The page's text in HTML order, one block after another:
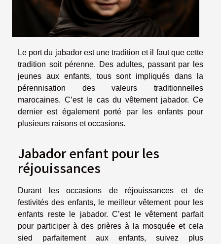
Le port du jabador est une tradition et il faut que cette
tradition soit pérenne. Des adultes, passant par les
jeunes aux enfants, tous sont impliqués dans la
pérennisation des valeurs traditionnelles
marocaines. C’est le cas du vêtement jabador. Ce
dernier est également porté par les enfants pour
plusieurs raisons et occasions.
Jabador enfant pour les
réjouissances
Durant les occasions de réjouissances et de
festivités des enfants, le meilleur vêtement pour les
enfants reste le jabador. C’est le vêtement parfait
pour participer à des prières à la mosquée et cela
sied parfaitement aux enfants, suivez plus